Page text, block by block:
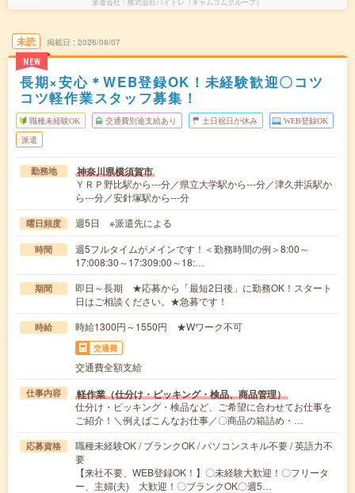
未読
NEW
掲載日 2026/08/07
長期×安心＊WEB登録OK！未経験歓迎〇コツ
コツ軽作業スタッフ募集！
職種未経験OK 交通費別途支給あり 土日祝日が休み WEB登録OK
派遣
勤務地 神奈川県横須賀市
ＹＲＰ野比駅から---分／県立大学駅から---分／津久井浜駅か
ら---分／安針塚駅から---分
曜日頻度 週5日 ※派遣先による
時間
週5フルタイムがメインです！＜勤務時間の例＞8:00～
17:008:30～17:309:00～18:…
期間
即日～長期 ★応募から「最短2日後」に勤務OK！スタート
日はご相談ください。★急募です！
時給 時給1300円～1550円 ★Wワーク不可
交通費
交通費全額支給
仕事内容 軽作業（仕分け・ピッキング・検品、商品管理）
仕分け・ピッキング・検品など、ご希望に合わせてお仕事を
ご紹介！＼例えばこんなお仕事／〇商品の箱詰め・…
応募資格
職種未経験OK / ブランクOK / パソコンスキル不要 / 英語力不
要
【来社不要、WEB登録OK！】〇未経験大歓迎！〇フリータ
ー、主婦(夫) 大歓迎！〇ブランクOK〇週5…